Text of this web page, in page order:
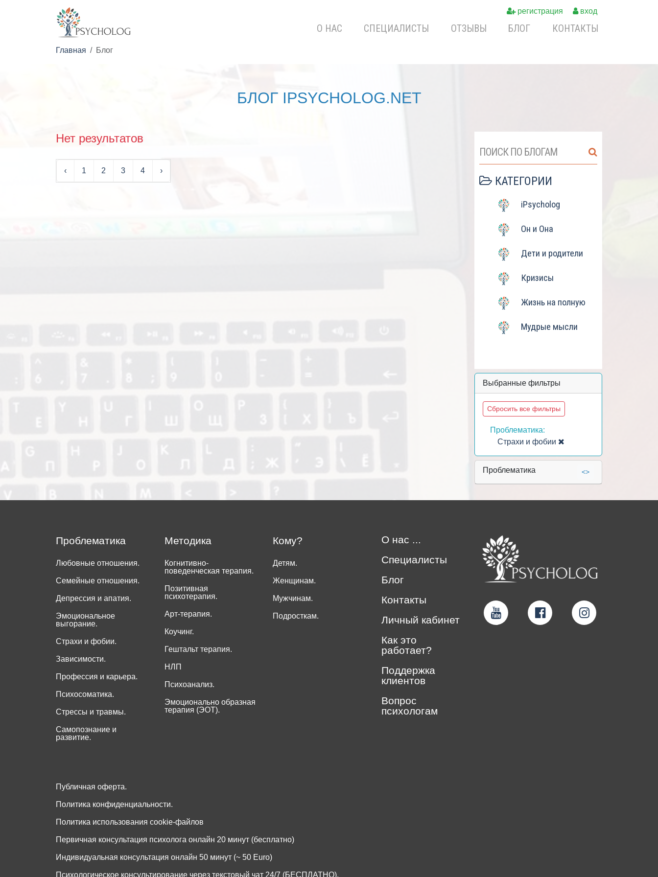
регистрация вход
О НАС СПЕЦИАЛИСТЫ ОТЗЫВЫ БЛОГ КОНТАКТЫ
Главная Блог
БЛОГ IPSYCHOLOG.NET
ПОИСК ПО БЛОГАМ
КАТЕГОРИИ
iPsycholog
Он и Она
Дети и родители
Кризисы
Жизнь на полную
Мудрые мысли
Выбранные фильтры
Сбросить все фильтры
Проблематика:
Страхи и фобии
Проблематика <>
Нет результатов
‹ 1 2 3 4 ›
Проблематика
Любовные отношения.
Семейные отношения.
Депрессия и апатия.
Эмоциональное
выгорание.
Страхи и фобии.
Зависимости.
Профессия и карьера.
Психосоматика.
Стрессы и травмы.
Самопознание и
развитие.
Методика
Когнитивно-
поведенческая терапия.
Позитивная
психотерапия.
Арт-терапия.
Коучинг.
Гештальт терапия.
НЛП
Психоанализ.
Эмоционально образная
терапия (ЭОТ).
Кому?
Детям.
Женщинам.
Мужчинам.
Подросткам.
Публичная оферта.
Политика конфиденциальности.
Политика использования cookie-файлов
Первичная консультация психолога онлайн 20 минут (бесплатно)
Индивидуальная консультация онлайн 50 минут (~ 50 Euro)
Психологическое консультирование через текстовый чат 24/7 (БЕСПЛАТНО).
О нас ...
Специалисты
Блог
Контакты
Личный кабинет
Как это
работает?
Поддержка
клиентов
Вопрос
психологам